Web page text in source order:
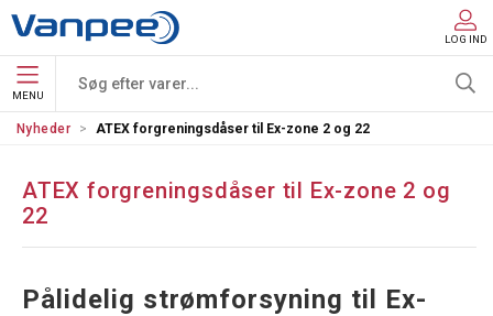
LOG IND
MENU
Nyheder ATEX forgreningsdåser til Ex-zone 2 og 22
ATEX forgreningsdåser til Ex-zone 2 og
22
Pålidelig strømforsyning til Ex-